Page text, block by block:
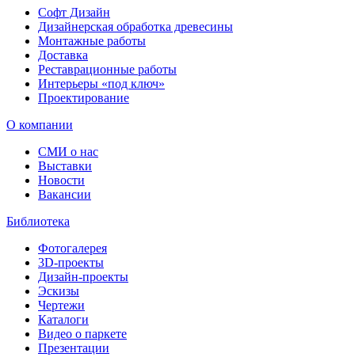
Софт Дизайн
Дизайнерская обработка древесины
Монтажные работы
Доставка
Реставрационные работы
Интерьеры «под ключ»
Проектирование
О компании
СМИ о нас
Выставки
Новости
Вакансии
Библиотека
Фотогалерея
3D-проекты
Дизайн-проекты
Эскизы
Чертежи
Каталоги
Видео о паркете
Презентации